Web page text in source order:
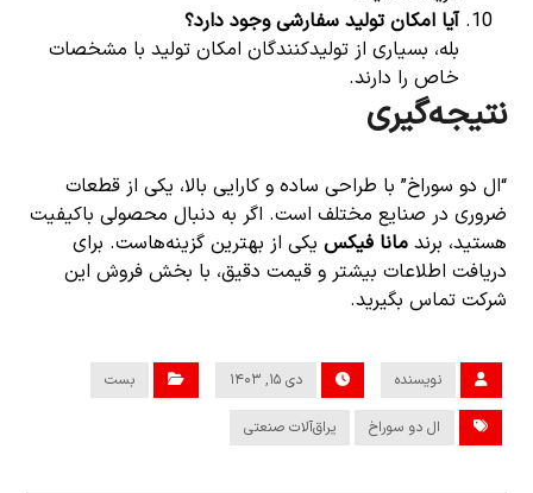
آیا امکان تولید سفارشی وجود دارد؟
بله، بسیاری از تولیدکنندگان امکان تولید با مشخصات
خاص را دارند.
نتیجه‌گیری
“ال دو سوراخ” با طراحی ساده و کارایی بالا، یکی از قطعات
ضروری در صنایع مختلف است. اگر به دنبال محصولی باکیفیت
هستید، برندمانا فیکس یکی از بهترین گزینه‌هاست. برای
دریافت اطلاعات بیشتر و قیمت دقیق، با بخش فروش این
شرکت تماس بگیرید.
نویسنده دی ۱۵, ۱۴۰۳ بست
ال دو سوراخ یراق‌آلات صنعتی